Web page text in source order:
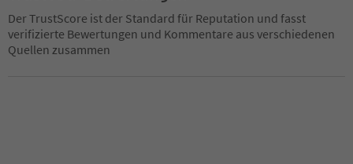
Der TrustScore ist der Standard für Reputation und fasst
verifizierte Bewertungen und Kommentare aus verschiedenen
Quellen zusammen